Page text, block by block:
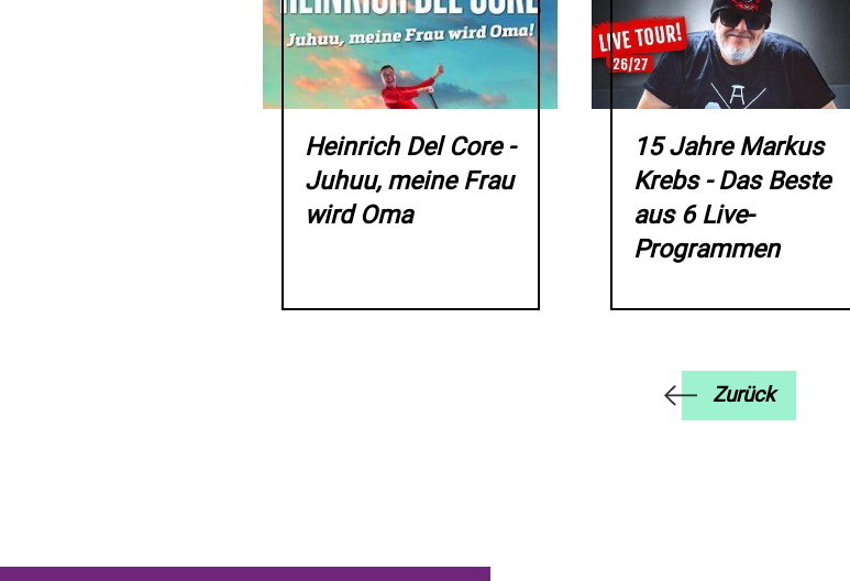
Heinrich Del Core -
Juhuu, meine Frau
wird Oma
15 Jahre Markus
Krebs - Das Beste
aus 6 Live-
Programmen
Zurück